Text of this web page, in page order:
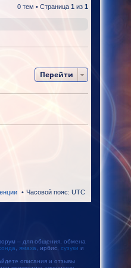
0 тем • Страница 1 из 1
Перейти
Часовой пояс: UTC
– для общения, обмена
ямаха , ирбис, сузуки и
описания и отзывы